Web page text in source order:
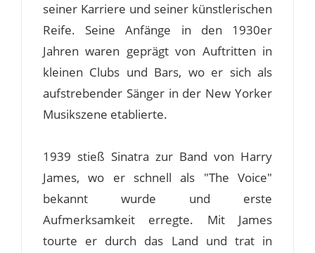
seiner Karriere und seiner künstlerischen
Reife. Seine Anfänge in den 1930er
Jahren waren geprägt von Auftritten in
kleinen Clubs und Bars, wo er sich als
aufstrebender Sänger in der New Yorker
Musikszene etablierte.
1939 stieß Sinatra zur Band von Harry
James, wo er schnell als "The Voice"
bekannt wurde und erste
Aufmerksamkeit erregte. Mit James
tourte er durch das Land und trat in